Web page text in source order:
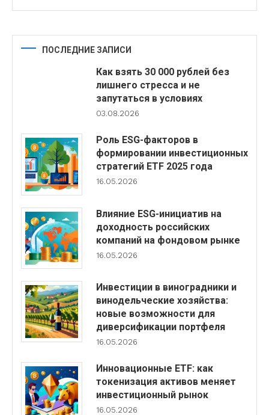
ПОСЛЕДНИЕ ЗАПИСИ
Как взять 30 000 рублей без
лишнего стресса и не
запутаться в условиях
03.08.2026
Роль ESG-факторов в
формировании инвестиционных
стратегий ETF 2025 года
16.05.2026
Влияние ESG-инициатив на
доходность российских
компаний на фондовом рынке
16.05.2026
Инвестиции в виноградники и
винодельческие хозяйства:
новые возможности для
диверсификации портфеля
16.05.2026
Инновационные ETF: как
токенизация активов меняет
инвестиционный рынок
16.05.2026